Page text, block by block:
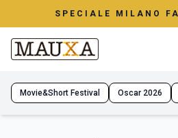
SPECIALE MILANO
Movie&Short Festival Oscar 2026